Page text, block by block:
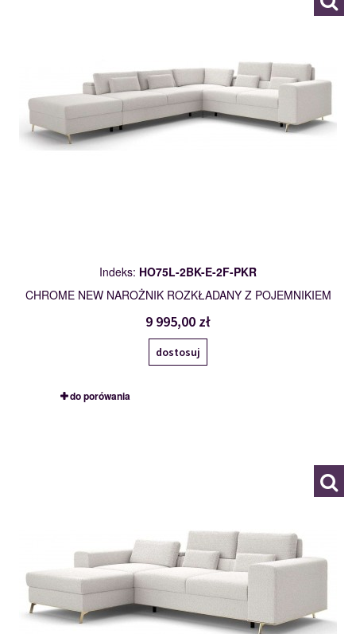
Indeks: HO75L-2BK-E-2F-PKR
CHROME NEW NAROŻNIK ROZKŁADANY Z POJEMNIKIEM
9 995,00 zł
dostosuj
do porówania